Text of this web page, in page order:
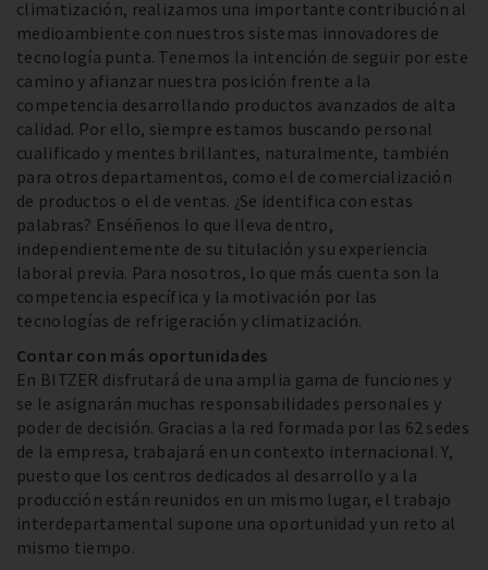
climatización, realizamos una importante contribución al
medioambiente con nuestros sistemas innovadores de
tecnología punta. Tenemos la intención de seguir por este
camino y afianzar nuestra posición frente a la
competencia desarrollando productos avanzados de alta
calidad. Por ello, siempre estamos buscando personal
cualificado y mentes brillantes, naturalmente, también
para otros departamentos, como el de comercialización
de productos o el de ventas. ¿Se identifica con estas
palabras? Enséñenos lo que lleva dentro,
independientemente de su titulación y su experiencia
laboral previa. Para nosotros, lo que más cuenta son la
competencia específica y la motivación por las
tecnologías de refrigeración y climatización.
Contar con más oportunidades
En BITZER disfrutará de una amplia gama de funciones y
se le asignarán muchas responsabilidades personales y
poder de decisión. Gracias a la red formada por las 62 sedes
de la empresa, trabajará en un contexto internacional. Y,
puesto que los centros dedicados al desarrollo y a la
producción están reunidos en un mismo lugar, el trabajo
interdepartamental supone una oportunidad y un reto al
mismo tiempo.